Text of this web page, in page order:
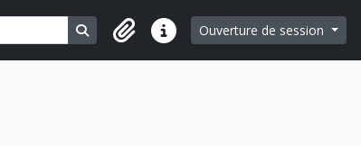
Search in browse page
Liens rapidesOuverture de session